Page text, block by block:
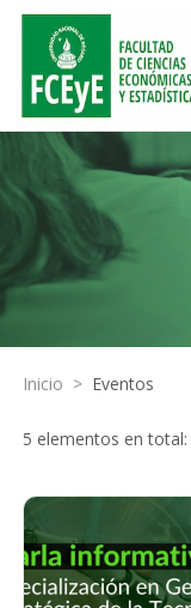
Inicio > Eventos
5 elementos en total: